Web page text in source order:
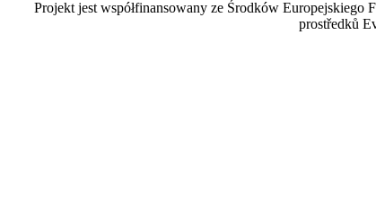
Projekt jest współfinansowany ze Środków
prostředků